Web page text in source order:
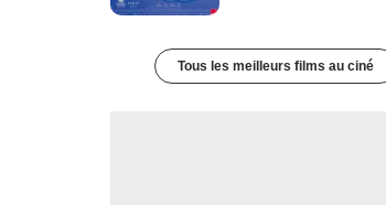
Tous les meilleurs films au ciné